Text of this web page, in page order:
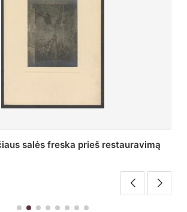
universiteto bibliotekos Profesorių